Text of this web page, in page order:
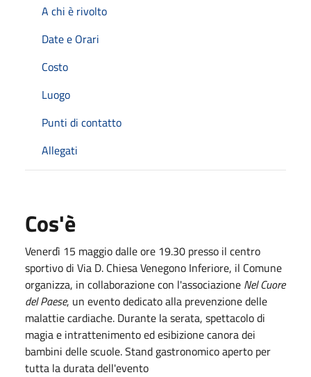
A chi è rivolto
Date e Orari
Costo
Luogo
Punti di contatto
Allegati
Cos'è
Venerdì 15 maggio dalle ore 19.30 presso il centro
sportivo di Via D. Chiesa Venegono Inferiore, il Comune
organizza, in collaborazione con l'associazione Nel Cuore
del Paese, un evento dedicato alla prevenzione delle
malattie cardiache. Durante la serata, spettacolo di
magia e intrattenimento ed esibizione canora dei
bambini delle scuole. Stand gastronomico aperto per
tutta la durata dell'evento